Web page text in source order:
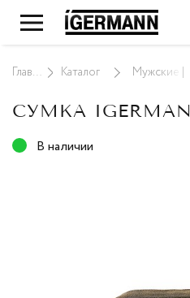
Главная Каталог Мужские
СУМКА
В наличии